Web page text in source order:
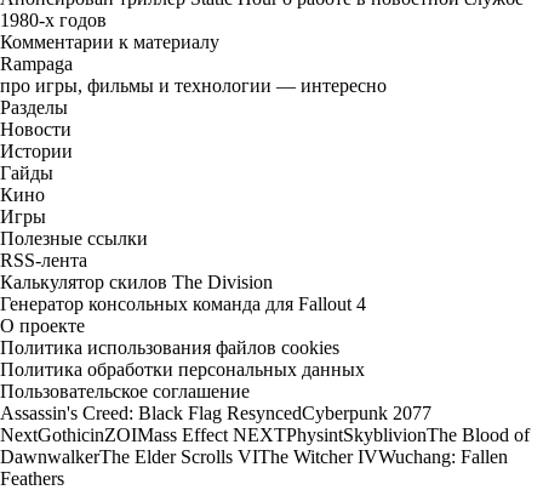
1980-х годов
Комментарии к материалу
Rampaga
про игры, фильмы и технологии — интересно
Разделы
Новости
Истории
Гайды
Кино
Игры
Полезные ссылки
RSS-лента
Калькулятор скилов The Division
Генератор консольных команда для Fallout 4
О проекте
Политика использования файлов cookies
Политика обработки персональных данных
Пользовательское соглашение
Assassin's Creed: Black Flag ResyncedCyberpunk 2077
NextGothicinZOIMass Effect NEXTPhysintSkyblivionThe Blood of
DawnwalkerThe Elder Scrolls VIThe Witcher IVWuchang: Fallen
Feathers